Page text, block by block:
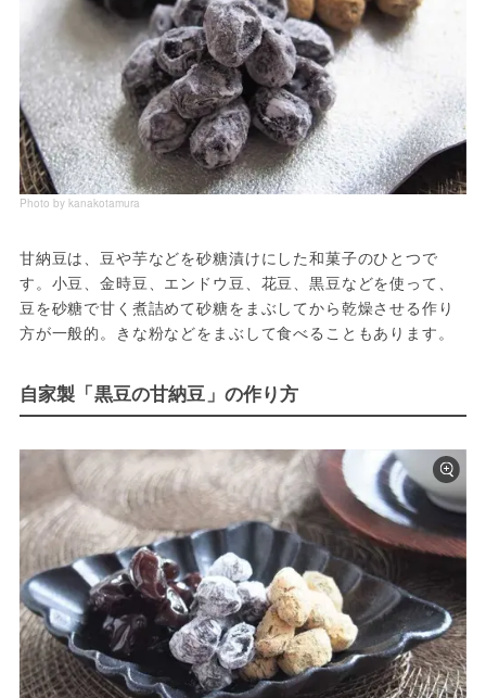
Photo by kanakotamura
甘納豆は、豆や芋などを砂糖漬けにした和菓子のひとつで
す。小豆、金時豆、エンドウ豆、花豆、黒豆などを使って、
豆を砂糖で甘く煮詰めて砂糖をまぶしてから乾燥させる作り
方が一般的。きな粉などをまぶして食べることもあります。
自家製「黒豆の甘納豆」の作り方